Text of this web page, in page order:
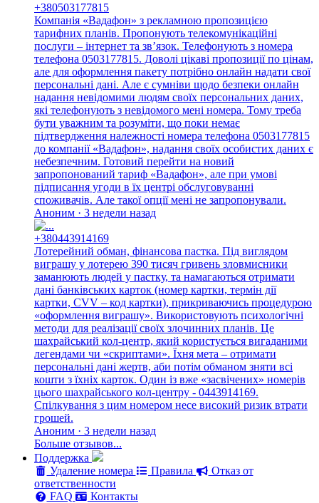
+380503177815
Компанія «Вадафон» з рекламною пропозицією
тарифних планів. Пропонують телекомунікаційні
послуги – інтернет та зв’язок. Телефонують з номера
телефона 0503177815. Доволі цікаві пропозиції по цінам,
але для оформлення пакету потрібно онлайн надати свої
персональні дані. Але є сумніви щодо безпеки онлайн
надання невідомими людям своїх персональних даних,
які телефонують з невідомого мені номера. Тому треба
бути уважним та розуміти, що поки немає
підтвердження належності номера телефона 0503177815
до компанії «Вадафон», надання своїх особистих даних є
небезпечним. Готовий перейти на новий
запропонований тариф «Вадафон», але при умові
підписання угоди в їх центрі обслуговуванні
споживачів. Але такої опції мені не запропонували.
Аноним · 3 недели назад
+380443914169
Лотерейний обман, фінансова пастка. Під виглядом
виграшу у лотерею 390 тисяч гривень зловмисники
заманюють людей у пастку, та намагаються отримати
дані банківських карток (номер картки, термін дії
картки, CVV – код картки), прикриваючись процедурою
«оформлення виграшу». Використовують психологічні
методи для реалізації своїх злочинних планів. Це
шахрайський кол-центр, який користується вигаданими
легендами чи «скриптами». Їхня мета – отримати
персональні дані жертв, аби потім обманом зняти всі
кошти з їхніх карток. Один із вже «засвічених» номерів
цього шахрайського кол-центру - 0443914169.
Спілкування з цим номером несе високий ризик втрати
грошей.
Аноним · 3 недели назад
Больше отзывов...
Поддержка
Удаление номера
Правила
Отказ от
ответственности
FAQ
Контакты